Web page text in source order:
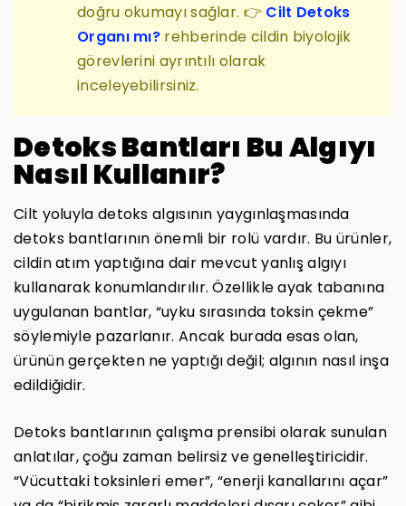
doğru okumayı sağlar. 👉 Cilt Detoks
Organı mı? rehberinde cildin biyolojik
görevlerini ayrıntılı olarak
inceleyebilirsiniz.
Detoks Bantları Bu Algıyı
Nasıl Kullanır?
Cilt yoluyla detoks algısının yaygınlaşmasında
detoks bantlarının önemli bir rolü vardır. Bu ürünler,
cildin atım yaptığına dair mevcut yanlış algıyı
kullanarak konumlandırılır. Özellikle ayak tabanına
uygulanan bantlar, “uyku sırasında toksin çekme”
söylemiyle pazarlanır. Ancak burada esas olan,
ürünün gerçekten ne yaptığı değil; algının nasıl inşa
edildiğidir.
Detoks bantlarının çalışma prensibi olarak sunulan
anlatılar, çoğu zaman belirsiz ve genelleştiricidir.
“Vücuttaki toksinleri emer”, “enerji kanallarını açar”